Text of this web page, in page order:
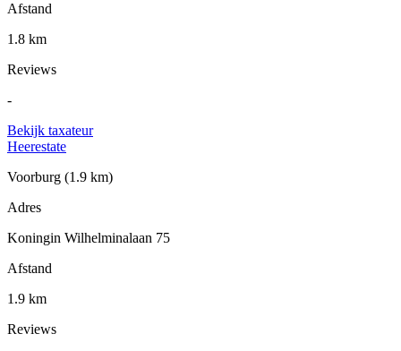
Afstand
1.8 km
Reviews
-
Bekijk taxateur
Heerestate
Voorburg (1.9 km)
Adres
Koningin Wilhelminalaan 75
Afstand
1.9 km
Reviews